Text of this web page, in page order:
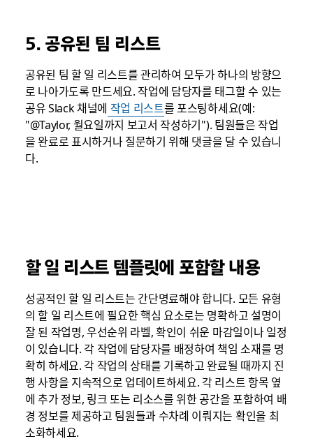
5. 공유된 팀 리스트
공유된 팀 할 일 리스트를 관리하여 모두가 하나의 방향으
로 나아가도록 만드세요. 작업에 담당자를 태그할 수 있는
공유 Slack 채널에 작업 리스트를 포스팅하세요(예:
"@Taylor, 월요일까지 보고서 작성하기"). 팀원들은 작업
을 완료로 표시하거나 질문하기 위해 댓글을 달 수 있습니
다.
할 일 리스트 템플릿에 포함할 내용
성공적인 할 일 리스트는 간단명료해야 합니다. 모든 유형
의 할 일 리스트에 필요한 핵심 요소로는 명확하고 설명이
잘 된 작업명, 우선순위 라벨, 확인이 쉬운 마감일이나 일정
이 있습니다. 각 작업에 담당자를 배정하여 책임 소재를 명
확히 하세요. 각 작업의 상태를 기록하고 완료될 때까지 진
행 사항을 지속적으로 업데이트하세요. 각 리스트 항목 옆
에 추가 정보, 링크 또는 리소스를 위한 공간을 포함하여 배
경 정보를 제공하고 팀원들과 수차례 이뤄지는 확인을 최
소화하세요.